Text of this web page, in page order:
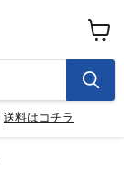
送料はコチラ
カ
ー
ト
を
見